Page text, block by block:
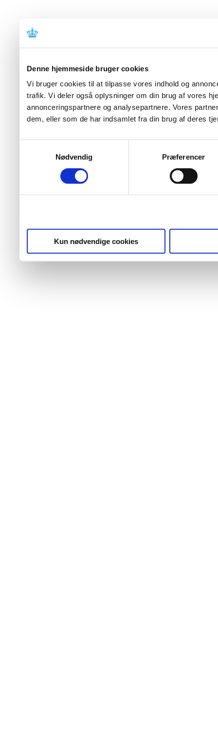
Denne hjemmeside bruger cookies
Vi bruger cookies til at tilpasse vores indhold og
trafik. Vi deler også oplysninger om din brug af vores
annonceringspartnere og analysepartnere. Vores
dem, eller som de har indsamlet fra din brug af deres
Nødvendig
Præferencer
Kun nødvendige cookies